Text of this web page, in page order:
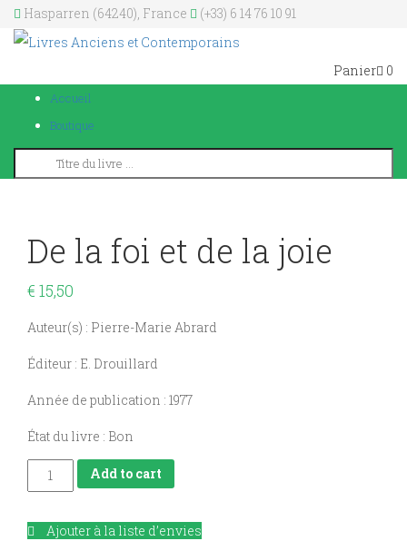
Hasparren (64240), France (+33) 6 14 76 10 91
Panier 0
Accueil
Boutique
De la foi et de la joie
€ 15,50
Auteur(s) : Pierre-Marie Abrard
Éditeur : E. Drouillard
Année de publication : 1977
État du livre : Bon
foi
Add to cart
Ajouter à la liste d’envies